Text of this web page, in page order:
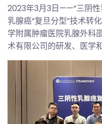
2023年3月3日——“三阴
乳腺癌“复旦分型”技术转
学附属肿瘤医院乳腺外科
术有限公司的研发、医学